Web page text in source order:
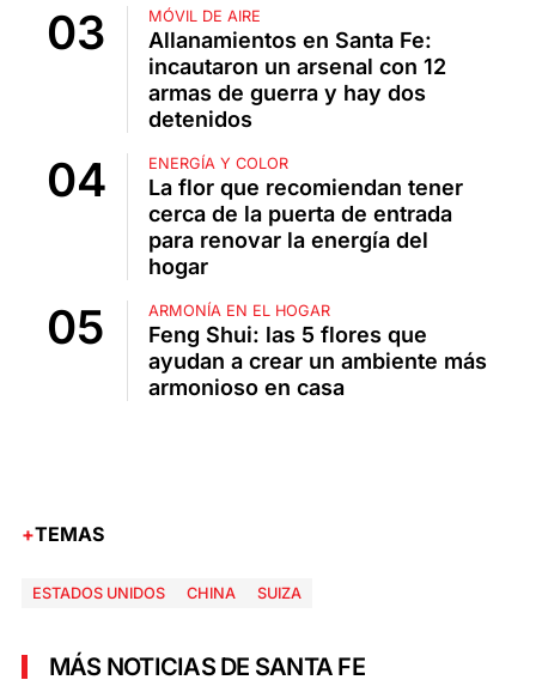
MÓVIL DE AIRE
Allanamientos en Santa Fe:
incautaron un arsenal con 12
armas de guerra y hay dos
detenidos
ENERGÍA Y COLOR
La flor que recomiendan tener
cerca de la puerta de entrada
para renovar la energía del
hogar
ARMONÍA EN EL HOGAR
Feng Shui: las 5 flores que
ayudan a crear un ambiente más
armonioso en casa
TEMAS
ESTADOS UNIDOS CHINA SUIZA
MÁS NOTICIAS DE SANTA FE